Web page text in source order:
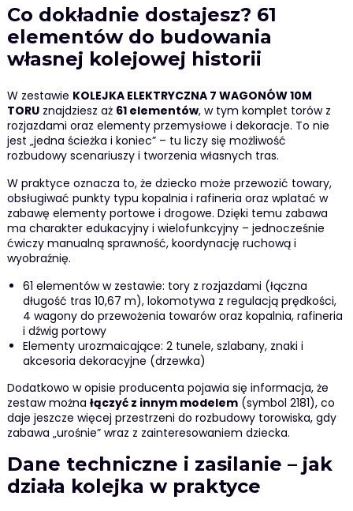
Co dokładnie dostajesz? 61
elementów do budowania
własnej kolejowej historii
W zestawie KOLEJKA ELEKTRYCZNA 7 WAGONÓW 10M
TORUznajdziesz aż 61 elementów, w tym komplet torów z
rozjazdami oraz elementy przemysłowe i dekoracje. To nie
jest „jedna ścieżka i koniec” – tu liczy się możliwość
rozbudowy scenariuszy i tworzenia własnych tras.
W praktyce oznacza to, że dziecko może przewozić towary,
obsługiwać punkty typu kopalnia i rafineria oraz wplatać w
zabawę elementy portowe i drogowe. Dzięki temu zabawa
ma charakter edukacyjny i wielofunkcyjny – jednocześnie
ćwiczy manualną sprawność, koordynację ruchową i
wyobraźnię.
61 elementów w zestawie: tory z rozjazdami (łączna
długość tras 10,67 m), lokomotywa z regulacją prędkości,
4 wagony do przewożenia towarów oraz kopalnia, rafineria
i dźwig portowy
Elementy urozmaicające: 2 tunele, szlabany, znaki i
akcesoria dekoracyjne (drzewka)
Dodatkowo w opisie producenta pojawia się informacja, że
zestaw można łączyć z innym modelem(symbol 2181), co
daje jeszcze więcej przestrzeni do rozbudowy torowiska, gdy
zabawa „urośnie” wraz z zainteresowaniem dziecka.
Dane techniczne i zasilanie – jak
działa kolejka w praktyce